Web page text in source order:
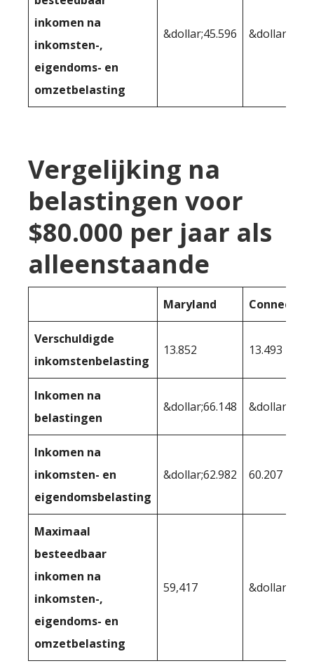
inkomen na
inkomsten-,
eigendoms- en
omzetbelasting
&dollar;45.596
Vergelijking na
belastingen voor
$80.000 per jaar als
alleenstaande
Maryland
Verschuldigde
inkomstenbelasting
13.852 13.493
Inkomen na
belastingen
&dollar;66.148
Inkomen na
inkomsten- en
eigendomsbelasting
&dollar;62.982 60.207
Maximaal
besteedbaar
inkomen na
inkomsten-,
eigendoms- en
omzetbelasting
59,417